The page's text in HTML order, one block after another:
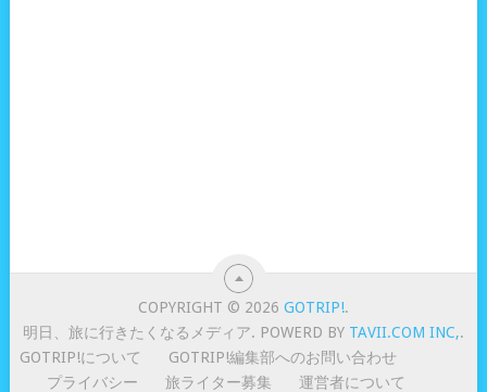
COPYRIGHT © 2026GOTRIP!.
明日、旅に行きたくなるメディア. POWERD BY TAVII.COM INC,.
GOTRIP!について
GOTRIP!編集部へのお問い合わせ
プライバシー
旅ライター募集 運営者について